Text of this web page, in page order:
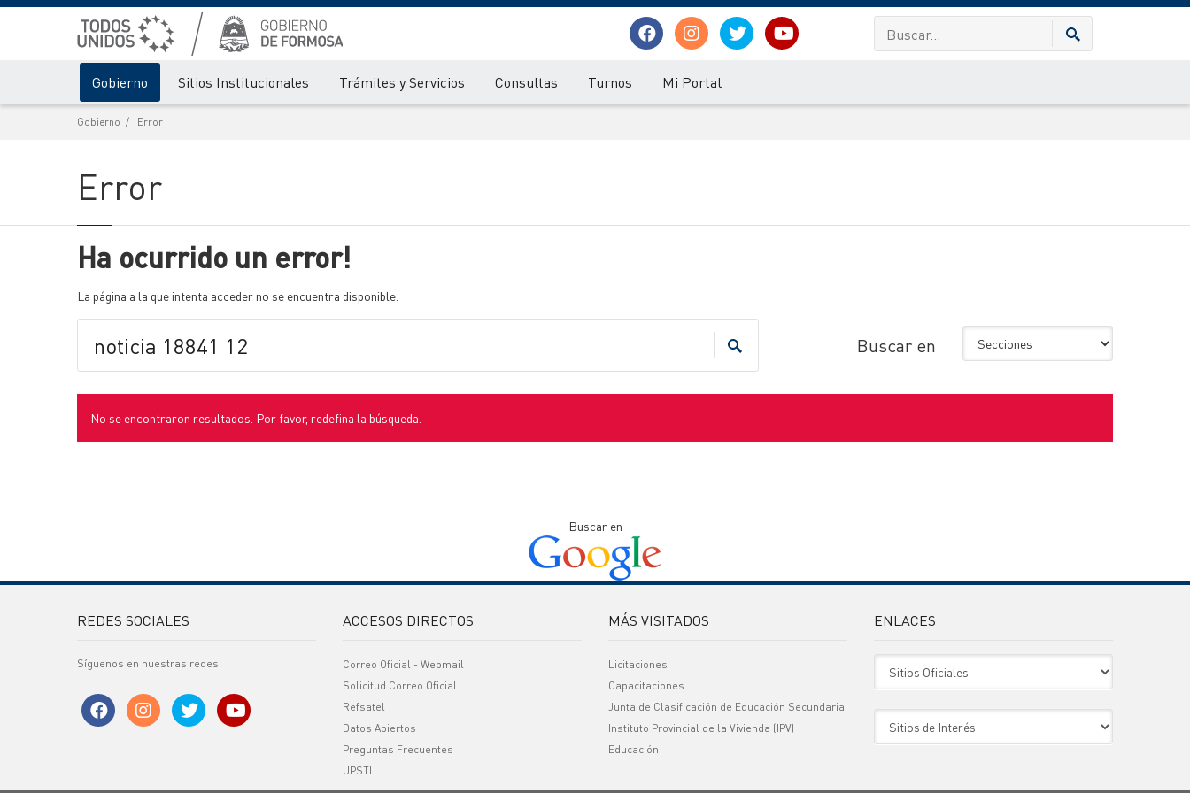
Gobierno Sitios Institucionales Trámites y Servicios Consultas Turnos Mi Portal
Gobierno Error
Error
Ha ocurrido un error!
La página a la que intenta acceder no se encuentra disponible.
Buscar en
No se encontraron resultados. Por favor, redefina la búsqueda.
Buscar en
REDES SOCIALES
Síguenos en nuestras redes
ACCESOS DIRECTOS
Correo Oficial - Webmail
Solicitud Correo Oficial
Refsatel
Datos Abiertos
Preguntas Frecuentes
UPSTI
MÁS VISITADOS
Licitaciones
Capacitaciones
Junta de Clasificación de Educación Secundaria
Instituto Provincial de la Vivienda (IPV)
Educación
ENLACES